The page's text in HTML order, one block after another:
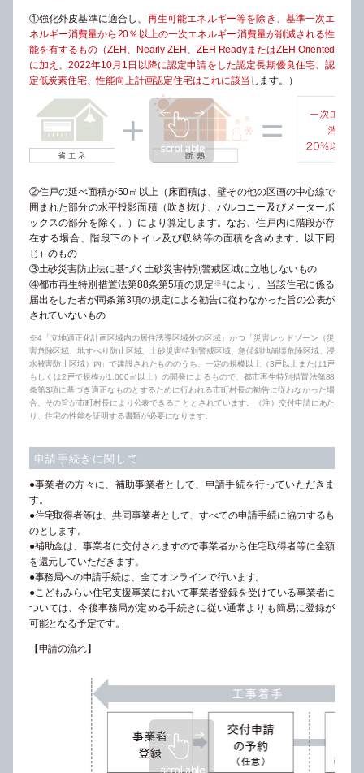
①強化外皮基準に適合し、 再生可能エネルギー等を除き、基準一次エ
ネルギー消費量から20％以上の一次エネルギー消費量が削減される性
能を有するもの（ZEH、Nearly ZEH、ZEH ReadyまたはZEH Oriented
に加え、2022年10月1日以降に認定申請をした認定長期優良住宅、認
定低炭素住宅、性能向上計画認定住宅はこれに該当 します。）
②住戸の延べ面積が50㎡以上（床面積は、壁その他の区画の中心線で
囲まれた部分の水平投影面積（吹き抜け、バルコニー及びメーターボ
ックスの部分を除く。）により算定します。なお、住戸内に階段が存
在する場合、階段下のトイレ及び収納等の面積を含めます。以下同
じ）のもの
③土砂災害防止法に基づく土砂災害特別警戒区域に立地しないもの
④都市再生特別措置法第88条第5項の規定※4により、当該住宅に係る
届出をした者が同条第3項の規定による勧告に従わなかった旨の公表が
されていないもの
※4「立地適正化計画区域内の居住誘導区域外の区域」かつ「災害レッドゾーン（災
害危険区域、地すべり防止区域、土砂災害特別警戒区域、急傾斜地崩壊危険区域、浸
水被害防止区域）内」で建設されたもののうち、一定の規模以上（3戸以上または1戸
もしくは2戸で規模が1,000㎡以上）の開発によるもので、都市再生特別措置法第88
条第3項に基づき適正なものとするために行われる市町村長の勧告に従わなかった場
合、その旨が市町村長により公表できることとされています。（注）交付申請にあた
り、住宅の性能を証明する書類が必要になります。
申請手続きに関して
●事業者の方々に、補助事業者として、申請手続を行っていただきま
す。
●住宅取得者等は、共同事業者として、すべての申請手続に協力するも
のとします。
●補助金は、事業者に交付されますので事業者から住宅取得者等に全額
を還元していただきます。
●事務局への申請手続は、全てオンラインで行います。
●こどもみらい住宅支援事業において事業者登録を受けている事業者に
ついては、今後事務局が定める手続きに従い通常よりも簡易に登録が
可能となる予定です。
【申請の流れ】